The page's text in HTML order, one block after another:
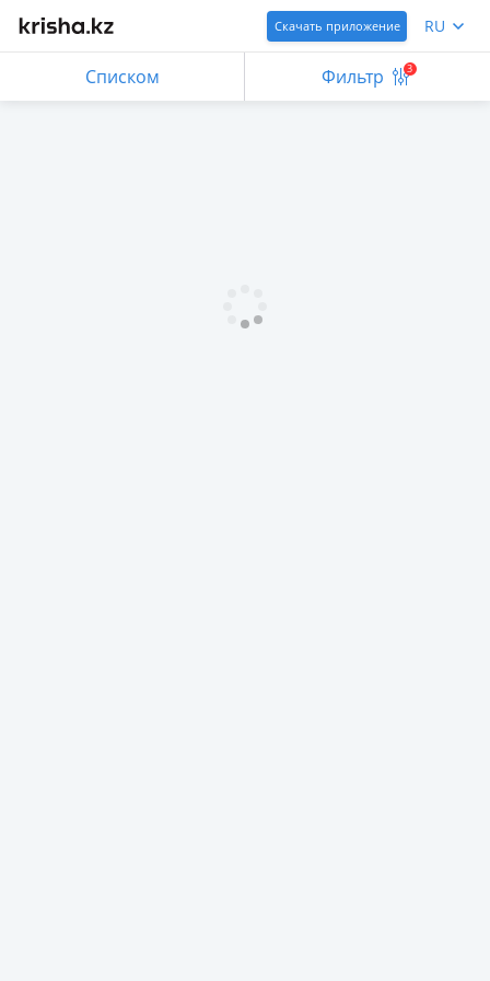
Скачать приложение RU
Списком Фильтр 3